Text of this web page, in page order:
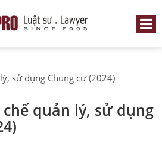
sử dụng Chung cư (2024)
quản lý, sử dụng